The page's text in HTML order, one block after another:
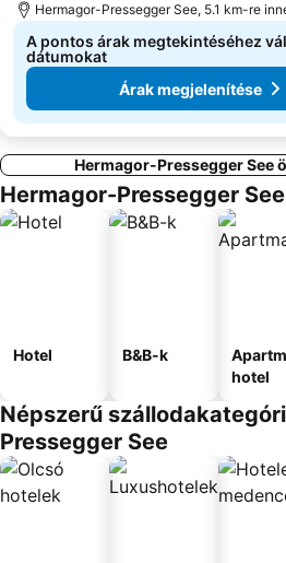
Hermagor-Pressegger See, 5.1 km-re
A pontos árak megtekintéséhez
dátumokat
Árak megjelenítése
Hermagor-Pressegger See
Hermagor-Pressegger
Hotel B&B-k
hotel
Népszerű
Pressegger See